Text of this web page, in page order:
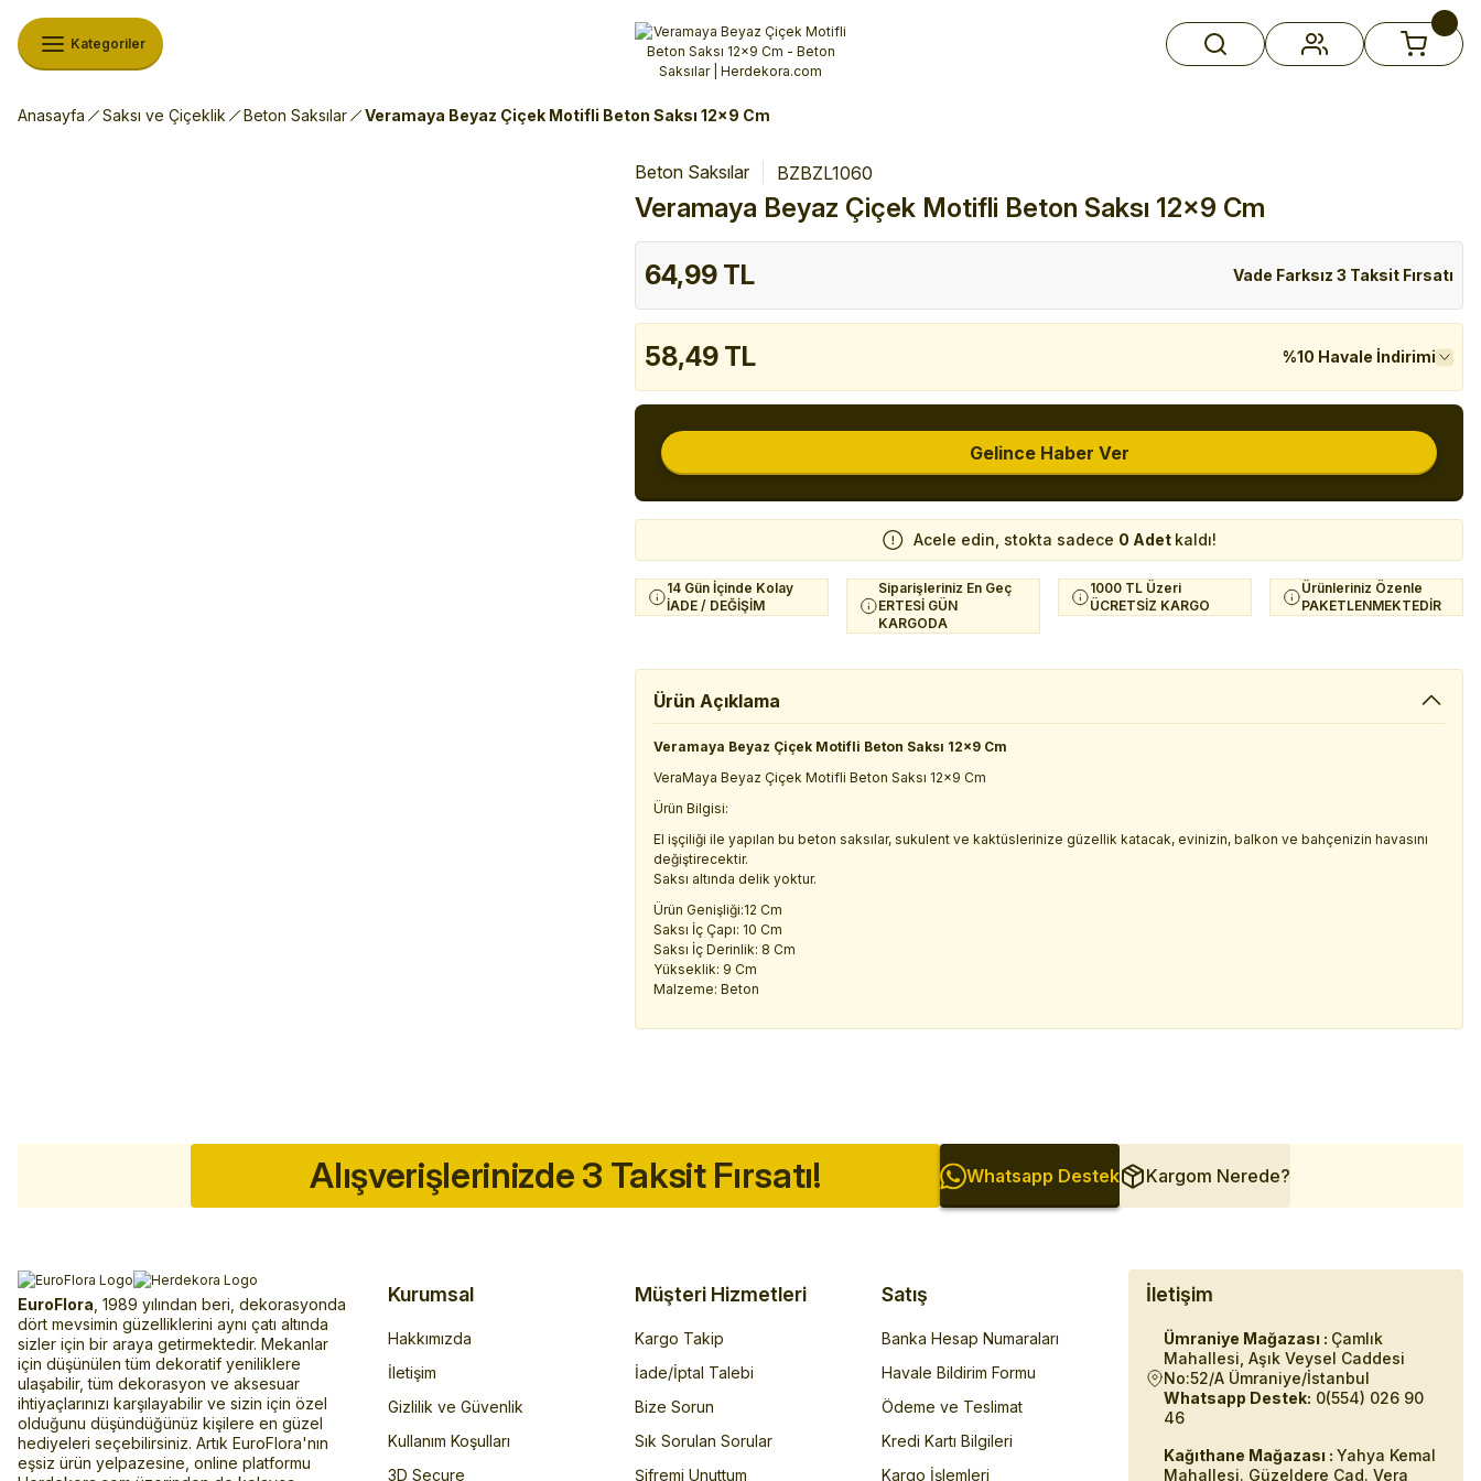
Alışverişlerinizde 3 Taksit Fırsatı!İlk siparişinizi verin!
%10 Havale İndirimiŞimdi Alışveriş yap!
Kategoriler
Anasayfa Saksı ve Çiçeklik Beton Saksılar Veramaya Beyaz Çiçek Motifli Beton Saksı 12x9 Cm
Beton Saksılar BZBZL1060
Veramaya Beyaz Çiçek Motifli Beton Saksı 12x9 Cm
64,99 TL Vade Farksız 3 Taksit Fırsatı
58,49 TL %10 Havale İndirimi
Gelince Haber Ver
Acele edin, stokta sadece 0 Adet kaldı!
14 Gün İçinde Kolay
İADE / DEĞİŞİM
Siparişleriniz En Geç
ERTESİ GÜN
KARGODA
1000 TL Üzeri
ÜCRETSİZ KARGO
Ürünleriniz Özenle
PAKETLENMEKTEDİR
Ürün Açıklama
Veramaya Beyaz Çiçek Motifli Beton Saksı 12x9 Cm
VeraMaya Beyaz Çiçek Motifli Beton Saksı 12x9 Cm
Ürün Bilgisi:
El işçiliği ile yapılan bu beton saksılar, sukulent ve kaktüslerinize güzellik katacak, evinizin, balkon ve bahçenizin havasını
değiştirecektir.
Saksı altında delik yoktur.
Ürün Genişliği:12 Cm
Saksı İç Çapı: 10 Cm
Saksı İç Derinlik: 8 Cm
Yükseklik: 9 Cm
Malzeme: Beton
Alışverişlerinizde 3 Taksit Fırsatı! Whatsapp Destek Kargom Nerede?
EuroFlora , 1989 yılından beri, dekorasyonda
dört mevsimin güzelliklerini aynı çatı altında
sizler için bir araya getirmektedir. Mekanlar
için düşünülen tüm dekoratif yeniliklere
ulaşabilir, tüm dekorasyon ve aksesuar
ihtiyaçlarınızı karşılayabilir ve sizin için özel
olduğunu düşündüğünüz kişilere en güzel
hediyeleri seçebilirsiniz. Artık EuroFlora'nın
eşsiz ürün yelpazesine, online platformu
Kurumsal
Hakkımızda
İletişim
Gizlilik ve Güvenlik
Kullanım Koşulları
3D Secure
Müşteri Hizmetleri
Kargo Takip
İade/İptal Talebi
Bize Sorun
Sık Sorulan Sorular
Şifremi Unuttum
Satış
Banka Hesap Numaraları
Havale Bildirim Formu
Ödeme ve Teslimat
Kredi Kartı Bilgileri
Kargo İşlemleri
İletişim
Ümraniye Mağazası : Çamlık
Mahallesi, Aşık Veysel Caddesi
No:52/A Ümraniye/İstanbul
Whatsapp Destek: 0(554) 026 90
46
Kağıthane Mağazası : Yahya Kemal
Mahallesi. Güzeldere Cad. Vera